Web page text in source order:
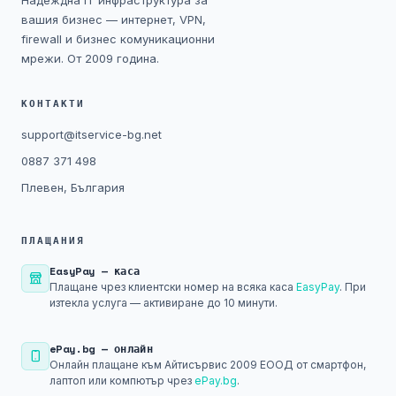
Технически изисквания
Общи условия
Правна информация
GDPR
Контакти
Блог
вашия бизнес — интернет, VPN,
firewall и бизнес комуникационни
мрежи. От 2009 година.
КОНТАКТИ
support@itservice-bg.net
0887 371 498
Плевен, България
ПЛАЩАНИЯ
EasyPay — каса
Плащане чрез клиентски номер на всяка каса EasyPay. При
изтекла услуга — активиране до 10 минути.
ePay.bg — онлайн
Онлайн плащане към Айтисървис 2009 ЕООД от смартфон,
лаптоп или компютър чрез ePay.bg.